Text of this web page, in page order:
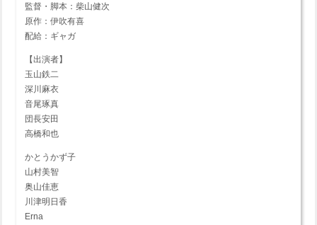
監督・脚本：柴山健次
原作：伊吹有喜
配給：ギャガ
【出演者】
玉山鉄二
深川麻衣
音尾琢真
団長安田
高橋和也
かとうかず子
山村美智
奥山佳恵
川津明日香
Erna